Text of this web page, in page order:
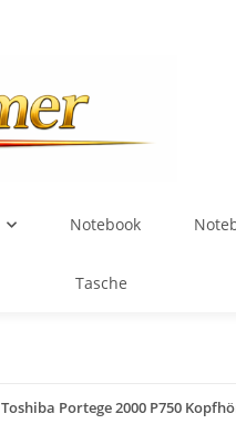
Notebook
Tasche
Toshiba Portege 2000 P750